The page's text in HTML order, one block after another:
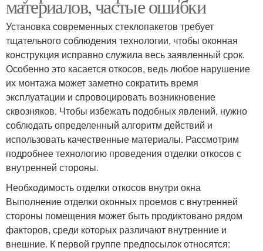
материалов, частые ошибки
Установка современных стеклопакетов требует
тщательного соблюдения технологии, чтобы оконная
конструкция исправно служила весь заявленный срок.
Особенно это касается откосов, ведь любое нарушение
их монтажа может заметно сократить время
эксплуатации и спровоцировать возникновение
сквозняков. Чтобы избежать подобных явлений, нужно
соблюдать определенный алгоритм действий и
использовать качественные материалы. Рассмотрим
подробнее технологию проведения отделки откосов с
внутренней стороны.
Необходимость отделки откосов внутри окна
Выполнение отделки оконных проемов с внутренней
стороны помещения может быть продиктовано рядом
факторов, среди которых различают внутренние и
внешние. К первой группе предпосылок относятся: